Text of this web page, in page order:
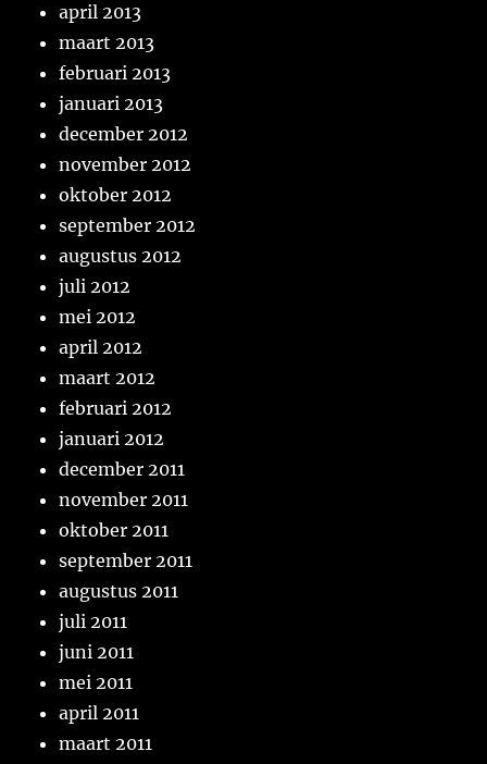
april 2013
maart 2013
februari 2013
januari 2013
december 2012
november 2012
oktober 2012
september 2012
augustus 2012
juli 2012
mei 2012
april 2012
maart 2012
februari 2012
januari 2012
december 2011
november 2011
oktober 2011
september 2011
augustus 2011
juli 2011
juni 2011
mei 2011
april 2011
maart 2011